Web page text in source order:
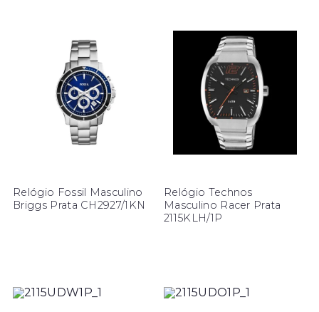
Relógio Fossil Masculino
Briggs Prata CH2927/1KN
Relógio Technos
Masculino Racer Prata
2115KLH/1P